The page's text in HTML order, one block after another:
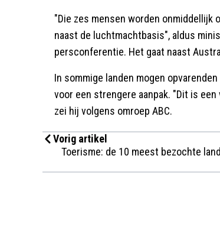
"Die zes mensen worden onmiddellijk
naast de luchtmachtbasis", aldus
persconferentie. Het gaat naast
In sommige landen mogen
voor een strengere aanpak. "Dit is
zei hij volgens omroep ABC.
Vorig artikel
Toerisme: de 10 meest bezochte